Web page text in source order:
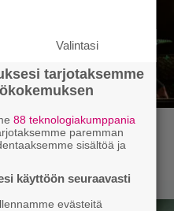
Valintasi
tarjotaksemme
88 teknologiakumppania
paremman
sisältöä ja
käyttöön seuraavasti
evästeitä